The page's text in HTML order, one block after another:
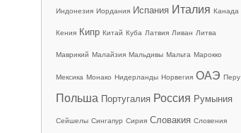
Индонезия Иордания Испания Италия Канада
Кения Кипр Китай Куба Латвия Ливан Литва
Маврикий Малайзия Мальдивы Мальта Марокко
Мексика Монако Нидерланды Норвегия ОАЭ Перу
Польша Португалия Россия Румыния
Сейшелы Сингапур Сирия Словакия Словения